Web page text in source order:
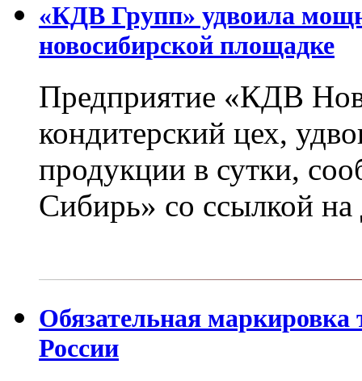
«КДВ Групп» удвоила
новосибирской площадке
Предприятие «КДВ
кондитерский цех,
продукции в сутки,
Сибирь» со ссылкой
Обязательная
России